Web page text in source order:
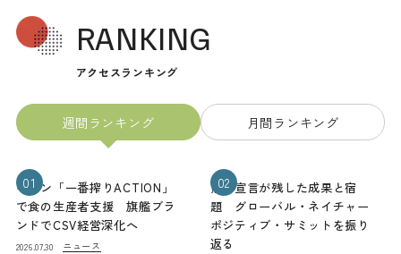
RANKING
アクセスランキング
週間ランキング 月間ランキング
01
キリン「一番搾りACTION」
で食の生産者支援 旗艦ブラ
ンドでCSV経営深化へ
2026.07.30 ニュース
02
熊本宣言が残した成果と宿
題 グローバル・ネイチャー
ポジティブ・サミットを振り
返る